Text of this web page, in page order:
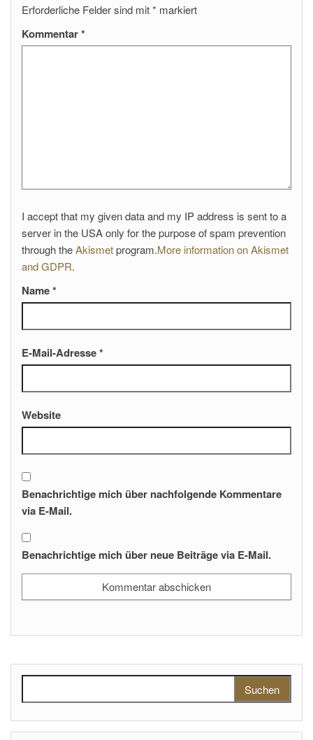
Erforderliche Felder sind mit* markiert
Kommentar*
I accept that my given data and my IP address is sent to a
server in the USA only for the purpose of spam prevention
through theAkismetprogram.More information on Akismet
and GDPR.
Name*
E-Mail-Adresse*
Website
Benachrichtige mich über nachfolgende Kommentare
via E-Mail.
Benachrichtige mich über neue Beiträge via E-Mail.